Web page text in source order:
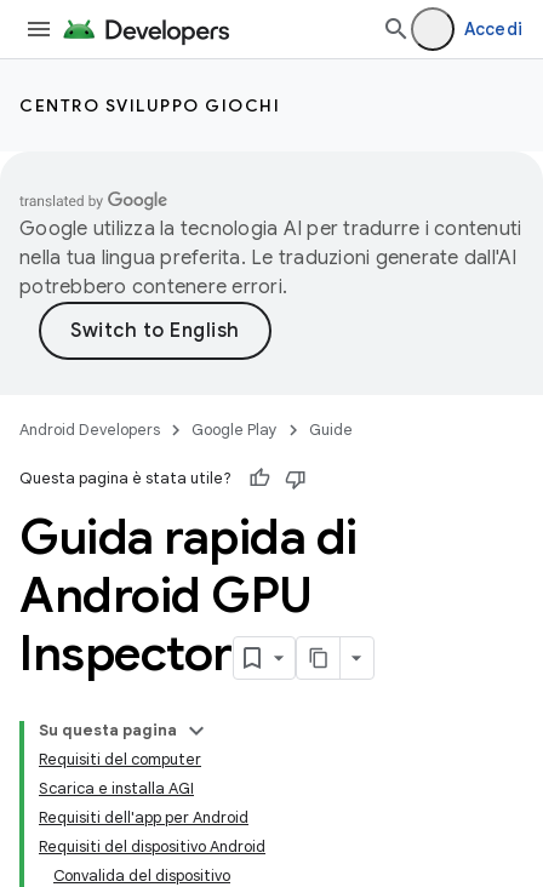
Accedi
CENTRO SVILUPPO GIOCHI
Google utilizza la tecnologia AI per tradurre i contenuti
nella tua lingua preferita. Le traduzioni generate dall'AI
potrebbero contenere errori.
Android Developers Google Play Guide
Questa pagina è stata utile?
Guida rapida di
Android GPU
Inspector
Su questa pagina
Requisiti del computer
Scarica e installa AGI
Requisiti dell'app per Android
Requisiti del dispositivo Android
Convalida del dispositivo